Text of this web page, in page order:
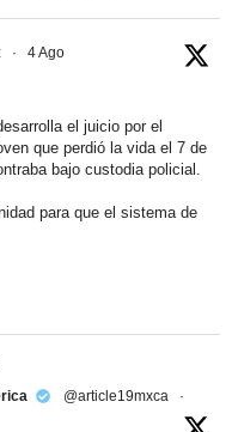
· 4 Ago
el juicio por el
que perdió la vida el 7 de
bajo custodia policial.
para que el sistema de
@article19mxca
·